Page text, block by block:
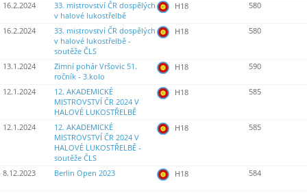
16.2.2024
33. mistrovství ČR dospělých
v halové lukostřelbě
H18 580
16.2.2024
33. mistrovství ČR dospělých
v halové lukostřelbě -
soutěže ČLS
H18 580
13.1.2024
Zimní pohár Vršovic 51.
ročník - 3.kolo
H18 590
12.1.2024
12. AKADEMICKÉ
MISTROVSTVÍ ČR 2024 V
HALOVÉ LUKOSTŘELBĚ
H18 585
12.1.2024
12. AKADEMICKÉ
MISTROVSTVÍ ČR 2024 V
HALOVÉ LUKOSTŘELBĚ -
soutěže ČLS
H18 585
8.12.2023 Berlin Open 2023 H18 584